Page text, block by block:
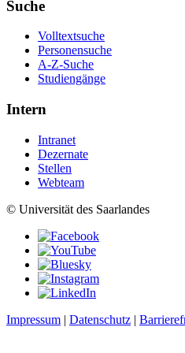
Suche
Volltextsuche
Personensuche
A-Z-Suche
Studiengänge
Intern
Intranet
Dezernate
Stellen
Webteam
© Universität des Saarlandes
Impressum | Datenschutz |